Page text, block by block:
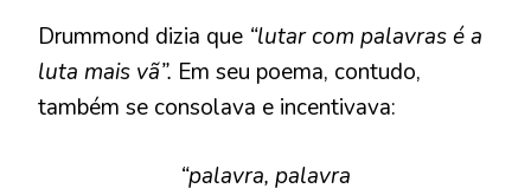
Drummond dizia que “lutar com palavras é a
luta mais vã”. Em seu poema, contudo,
também se consolava e incentivava:
“palavra, palavra